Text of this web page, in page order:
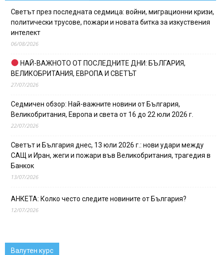
Светът през последната седмица: войни, миграционни кризи,
политически трусове, пожари и новата битка за изкуствения
интелект
06/08/2026
НАЙ-ВАЖНОТО ОТ ПОСЛЕДНИТЕ ДНИ: БЪЛГАРИЯ,
ВЕЛИКОБРИТАНИЯ, ЕВРОПА И СВЕТЪТ
27/07/2026
Седмичен обзор: Най-важните новини от България,
Великобритания, Европа и света от 16 до 22 юли 2026 г.
22/07/2026
Светът и България днес, 13 юли 2026 г.: нови удари между
САЩ и Иран, жеги и пожари във Великобритания, трагедия в
Банкок
13/07/2026
АНКЕТА: Колко често следите новините от България?
12/07/2026
Валутен курс